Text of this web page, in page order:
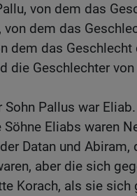
von dem das
von dem das
dem das
die Geschlechter
Sohn Pallus war Eliab.
Söhne Eliabs waren
Datan und
aber die sich
Korach, als sie sich